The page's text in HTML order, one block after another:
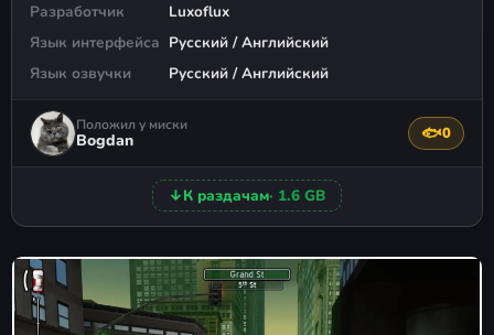
Разработчик
Luxoflux
Язык интерфейса Русский / Английский
Язык озвучки
Русский / Английский
Положил у миски
Bogdan 🐟0
↓К раздачам· 1.6 GB